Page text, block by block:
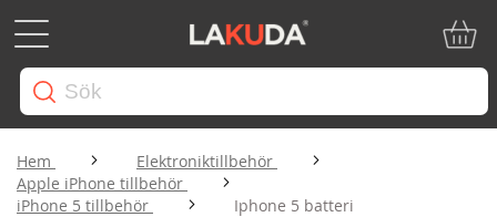
Hem
Elektroniktillbehör
Apple iPhone tillbehör
iPhone 5 tillbehör
Iphone 5 batteri